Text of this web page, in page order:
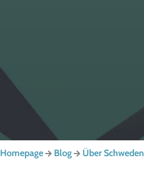
Homepage Blog Über Schweden